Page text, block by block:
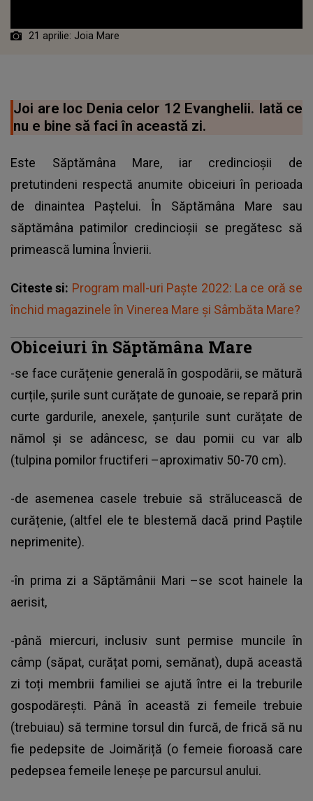
21 aprilie: Joia Mare
Joi are loc Denia celor 12 Evanghelii. Iată ce
nu e bine să faci în această zi.
Este Săptămâna Mare, iar credincioșii de
pretutindeni respectă anumite obiceiuri în perioada
de dinaintea Paștelui. În Săptămâna Mare sau
săptămâna patimilor credincioșii se pregătesc să
primească lumina Învierii.
Citeste si: Program mall-uri Paşte 2022: La ce oră se
închid magazinele în Vinerea Mare şi Sâmbăta Mare?
Obiceiuri în Săptămâna Mare
-se face curățenie generală în gospodării, se mătură
curțile, șurile sunt curățate de gunoaie, se repară prin
curte gardurile, anexele, șanțurile sunt curățate de
nămol și se adâncesc, se dau pomii cu var alb
(tulpina pomilor fructiferi –aproximativ 50-70 cm).
-de asemenea casele trebuie să strălucească de
curățenie, (altfel ele te blestemă dacă prind Paștile
neprimenite).
-în prima zi a Săptămânii Mari –se scot hainele la
aerisit,
-până miercuri, inclusiv sunt permise muncile în
câmp (săpat, curățat pomi, semănat), după această
zi toți membrii familiei se ajută între ei la treburile
gospodărești. Până în această zi femeile trebuie
(trebuiau) să termine torsul din furcă, de frică să nu
fie pedepsite de Joimăriță (o femeie fioroasă care
pedepsea femeile leneșe pe parcursul anului.